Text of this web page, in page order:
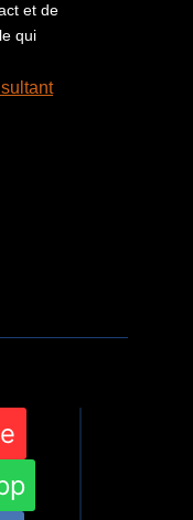
et de
qui